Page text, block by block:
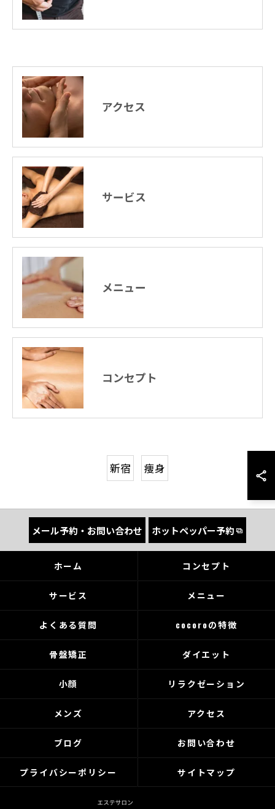
アクセス
サービス
メニュー
コンセプト
新宿 痩身
メール予約・お問い合わせ ホットペッパー予約
ホーム コンセプト
サービス メニュー
よくある質問 cocoroの特徴
骨盤矯正 ダイエット
小顔 リラクゼーション
メンズ アクセス
ブログ お問い合わせ
プライバシーポリシー サイトマップ